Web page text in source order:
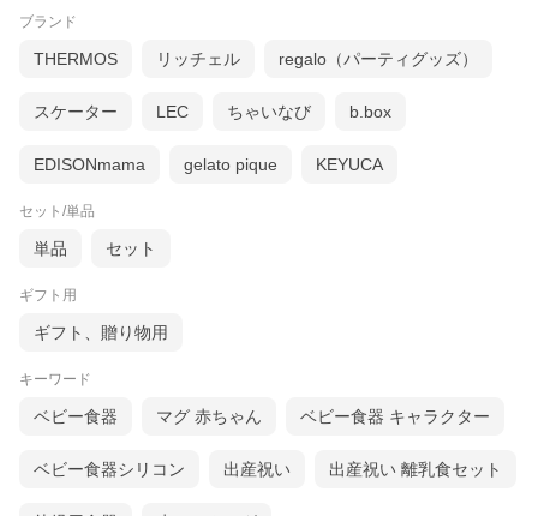
ブランド
THERMOS リッチェル regalo（パーティグッズ）
スケーター LEC ちゃいなび b.box
EDISONmama gelato pique KEYUCA
セット/単品
単品 セット
ギフト用
ギフト、贈り物用
キーワード
ベビー食器 マグ 赤ちゃん ベビー食器 キャラクター
ベビー食器シリコン 出産祝い 出産祝い 離乳食セット